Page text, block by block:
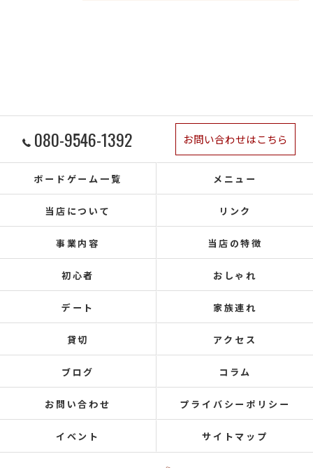
080-9546-1392 お問い合わせはこちら
ボードゲーム一覧 メニュー
当店について リンク
事業内容 当店の特徴
初心者 おしゃれ
デート 家族連れ
貸切 アクセス
ブログ コラム
お問い合わせ プライバシーポリシー
イベント サイトマップ